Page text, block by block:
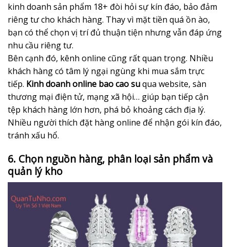
kinh doanh sản phẩm 18+ đòi hỏi sự kín đáo, bảo đảm
riêng tư cho khách hàng. Thay vì mặt tiền quá ồn ào,
bạn có thể chọn vị trí đủ thuận tiện nhưng vẫn đáp ứng
nhu cầu riêng tư.
Bên cạnh đó, kênh online cũng rất quan trọng. Nhiều
khách hàng có tâm lý ngại ngùng khi mua sắm trực
tiếp. Kinh doanh online bao cao suqua website, sàn
thương mại điện tử, mạng xã hội… giúp bạn tiếp cận
tệp khách hàng lớn hơn, phá bỏ khoảng cách địa lý.
Nhiều người thích đặt hàng online để nhận gói kín đáo,
tránh xấu hổ.
6. Chọn nguồn hàng, phân loại sản phẩm và
quản lý kho